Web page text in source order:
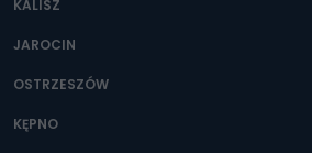
Można to zrobić pod numerem telefonu
KALISZ
JAROCIN
OSTRZESZÓW
KĘPNO